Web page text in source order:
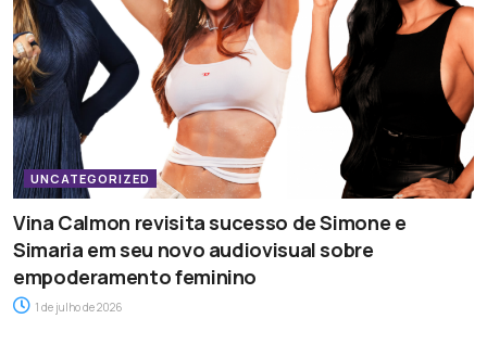
UNCATEGORIZED
Vina Calmon revisita sucesso de Simone e
Simaria em seu novo audiovisual sobre
empoderamento feminino
1 de julho de 2026